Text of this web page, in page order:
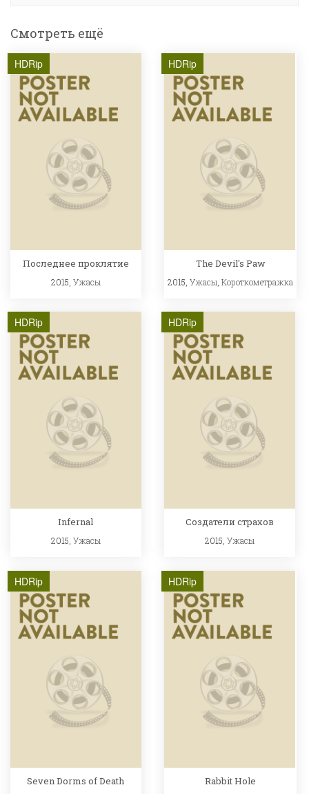
Смотреть ещё
HDRip
Последнее проклятие
2015, Ужасы
HDRip
The Devil's Paw
2015,Ужасы ,Короткометражка
HDRip
Infernal
2015, Ужасы
HDRip
Создатели страхов
2015,Ужасы
HDRip
Seven Dorms of Death
HDRip
Rabbit Hole